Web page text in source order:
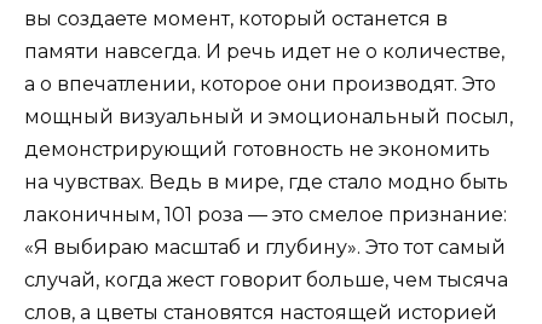
вы создаете момент, который останется в
памяти навсегда. И речь идет не о количестве,
а о впечатлении, которое они производят. Это
мощный визуальный и эмоциональный посыл,
демонстрирующий готовность не экономить
на чувствах. Ведь в мире, где стало модно быть
лаконичным, 101 роза — это смелое признание:
«Я выбираю масштаб и глубину». Это тот самый
случай, когда жест говорит больше, чем тысяча
слов, а цветы становятся настоящей историей